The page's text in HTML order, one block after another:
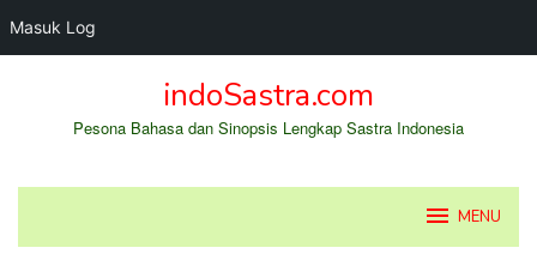
Masuk Log
indoSastra.com
Pesona Bahasa dan Sinopsis Lengkap Sastra Indonesia
MENU